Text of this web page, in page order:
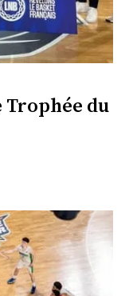
Trophée du